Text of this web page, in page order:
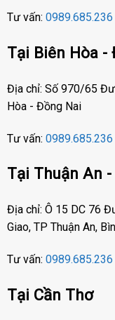
Tư vấn: 0989.685.236
Tại Biên Hòa -
Địa chỉ: Số 970/65
Hòa - Đồng Nai
Tư vấn: 0989.685.236
Tại Thuận An
Địa chỉ: Ô 15 DC 76
Giao, TP Thuận An,
Tư vấn: 0989.685.236
Tại Cần Thơ